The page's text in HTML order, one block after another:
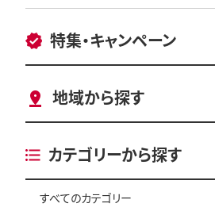
特集・キャンペーン
地域から探す
カテゴリーから探す
すべてのカテゴリー